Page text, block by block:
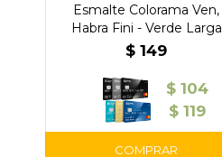
Esmalte Colorama Ven,
Habra Fini - Verde Larga
Duración
$ 149
$ 104
$ 119